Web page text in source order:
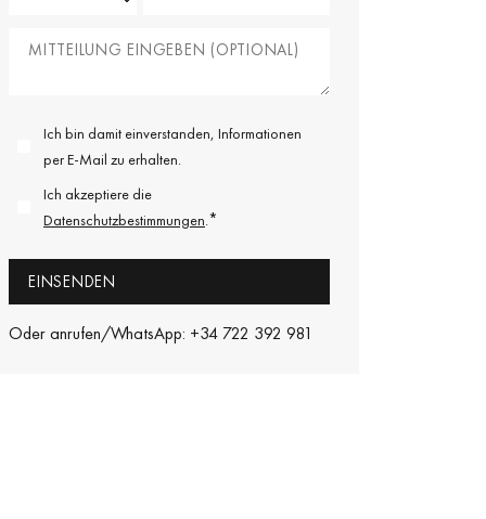
Ich bin damit einverstanden, Informationen
per E-Mail zu erhalten.
Ich akzeptiere die
Datenschutzbestimmungen.*
Oder anrufen/WhatsApp: +34 722 392 981